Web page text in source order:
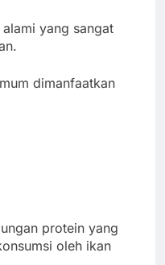
yang sangat
dimanfaatkan
protein yang
oleh ikan